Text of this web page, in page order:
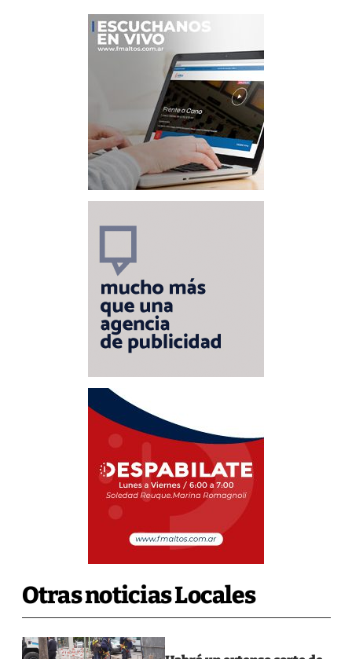
Otras noticias Locales